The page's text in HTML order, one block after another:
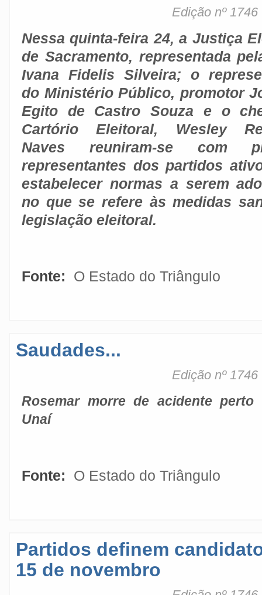
Edição nº
Nessa quinta-feira 24, a Justiça
de Sacramento, representada
Ivana Fidelis Silveira; o
do Ministério Público, promotor
Egito de Castro Souza e o
Cartório Eleitoral, Wesley
Naves reuniram-se com
representantes dos partidos
estabelecer normas a serem
no que se refere às medidas
legislação eleitoral.
Fonte: O Estado do Triângulo
Saudades...
Edição nº
Rosemar morre de acidente perto
Unaí
Fonte: O Estado do Triângulo
Partidos definem
15 de novembro